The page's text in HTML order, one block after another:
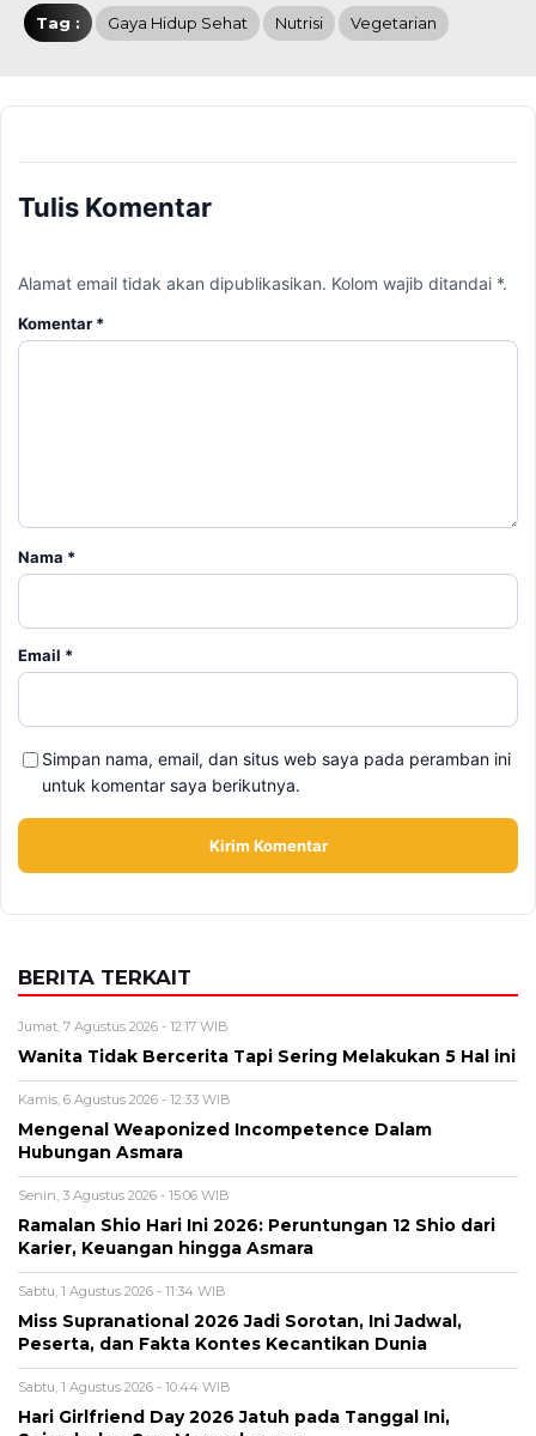
Tag : Gaya Hidup Sehat Nutrisi Vegetarian
Tulis Komentar
Alamat email tidak akan dipublikasikan. Kolom wajib ditandai *.
Nama*
Email*